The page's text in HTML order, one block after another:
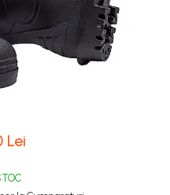
Lei